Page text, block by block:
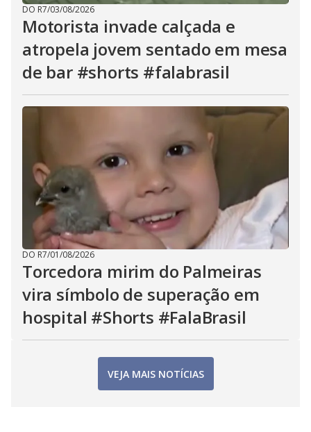
DO R7/03/08/2026
Motorista invade calçada e
atropela jovem sentado em mesa
de bar #shorts #falabrasil
DO R7/01/08/2026
Torcedora mirim do Palmeiras
vira símbolo de superação em
hospital #Shorts #FalaBrasil
VEJA MAIS NOTÍCIAS